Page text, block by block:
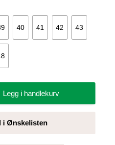
40 41 42 43
Legg i handlekurv
i Ønskelisten